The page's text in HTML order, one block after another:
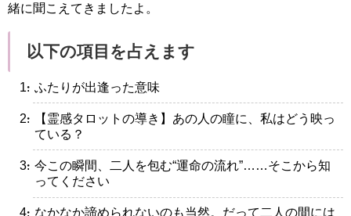
緒に聞こえてきましたよ。
以下の項目を占えます
・ふたりが出逢った意味
・【霊感タロットの導き】あの人の瞳に、私はどう映っ
ている？
・今この瞬間、二人を包む“運命の流れ”……そこから知
ってください
・なかなか諦められないのも当然。だって二人の間には